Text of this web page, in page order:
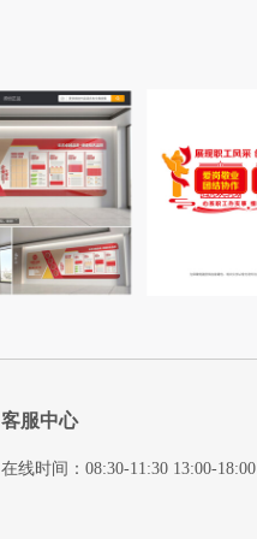
客服中心
在线时间：08:30-11:30 13:00-18:00